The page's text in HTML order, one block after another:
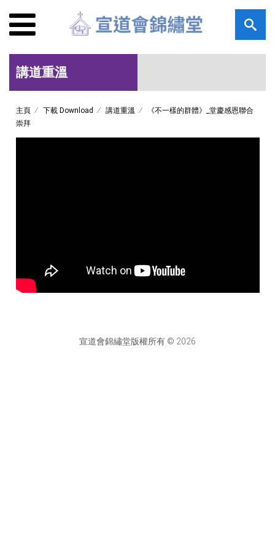
講道重溫
主頁 下載 Download 講道重溫
《不一樣的群體》_堂慶感恩聯合
崇拜
宣道會錦繡堂版權所有 © 2026